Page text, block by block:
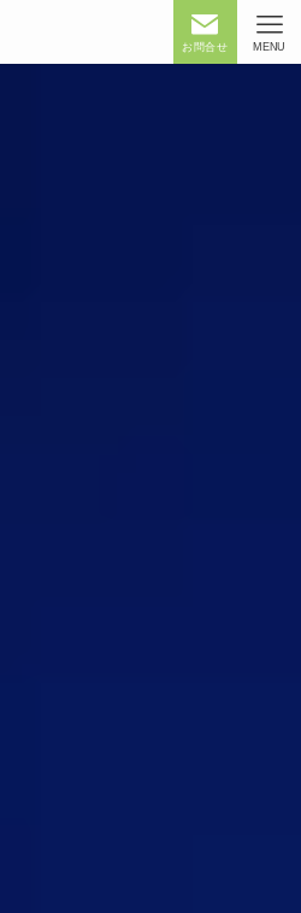
お問合せ MENU